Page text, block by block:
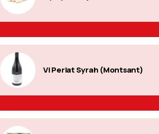
Vi Perlat Syrah (Montsant)